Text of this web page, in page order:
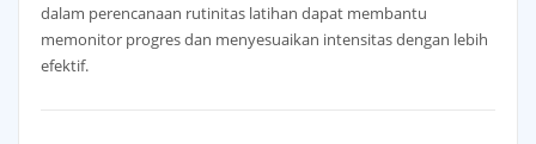
dalam perencanaan rutinitas latihan dapat membantu
memonitor progres dan menyesuaikan intensitas dengan lebih
efektif.